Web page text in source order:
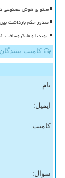
محتوای هوش مصنوعی
صدور حکم بازداشت بین
انویدیا و
کامنت
نام:
ایمیل:
کامنت:
سوال: